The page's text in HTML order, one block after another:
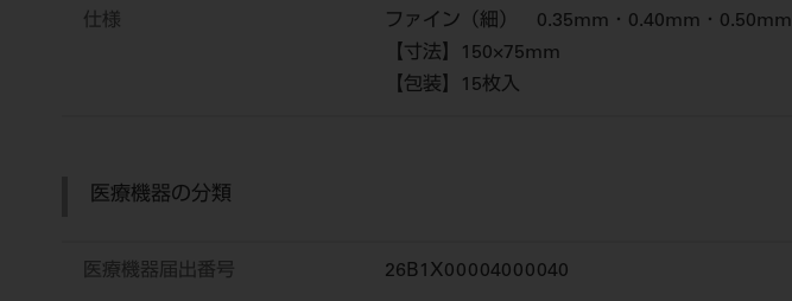
仕様
ファイン（細） 0.35mm・0.40mm・0.50mm
【寸法】150×75mm
【包装】15枚入
医療機器の分類
医療機器届出番号 26B1X00004000040